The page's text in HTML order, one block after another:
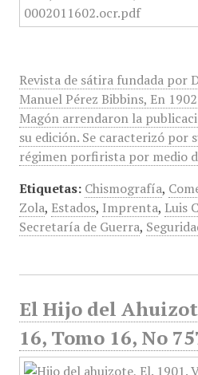
Revista de sátira fundada por
Manuel Pérez Bibbins, En
Magón arrendaron la
su edición. Se caracterizó por
régimen porfirista por medio
Etiquetas: Chismografía,
Zola, Estados, Imprenta, Luis
Secretaría de Guerra,
El Hijo del
16, Tomo 16, No